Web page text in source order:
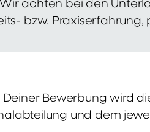
achten bei den
bzw.
Bewerbung wird
und dem